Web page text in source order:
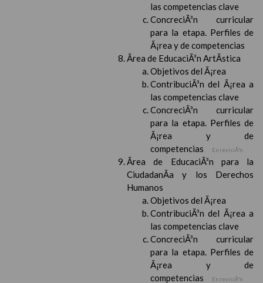
las competencias clave
ConcreciÃ³n curricular
para la etapa. Perfiles de
Ã¡rea y de competencias
Ãrea de EducaciÃ³n ArtÃ­stica
Objetivos del Ã¡rea
ContribuciÃ³n del Ã¡rea a
las competencias clave
ConcreciÃ³n curricular
para la etapa. Perfiles de
Ã¡rea y de
competencias
En revisiÃ³n
Ãrea de EducaciÃ³n para la
CiudadanÃ­a y los Derechos
Humanos
Objetivos del Ã¡rea
ContribuciÃ³n del Ã¡rea a
las competencias clave
ConcreciÃ³n curricular
para la etapa. Perfiles de
Ã¡rea y de
competencias
En revisiÃ³n